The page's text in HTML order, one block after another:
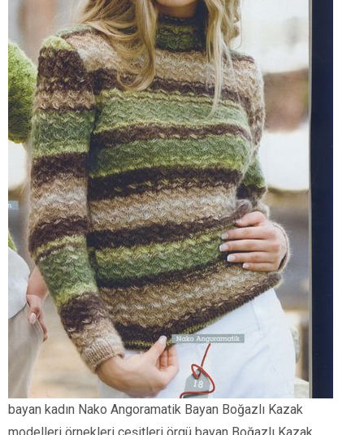
bayan kadın Nako Angoramatik Bayan Boğazlı Kazak